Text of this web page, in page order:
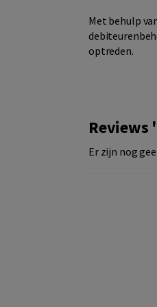
Met behulp
optreden.
Reviews
Er zijn nog